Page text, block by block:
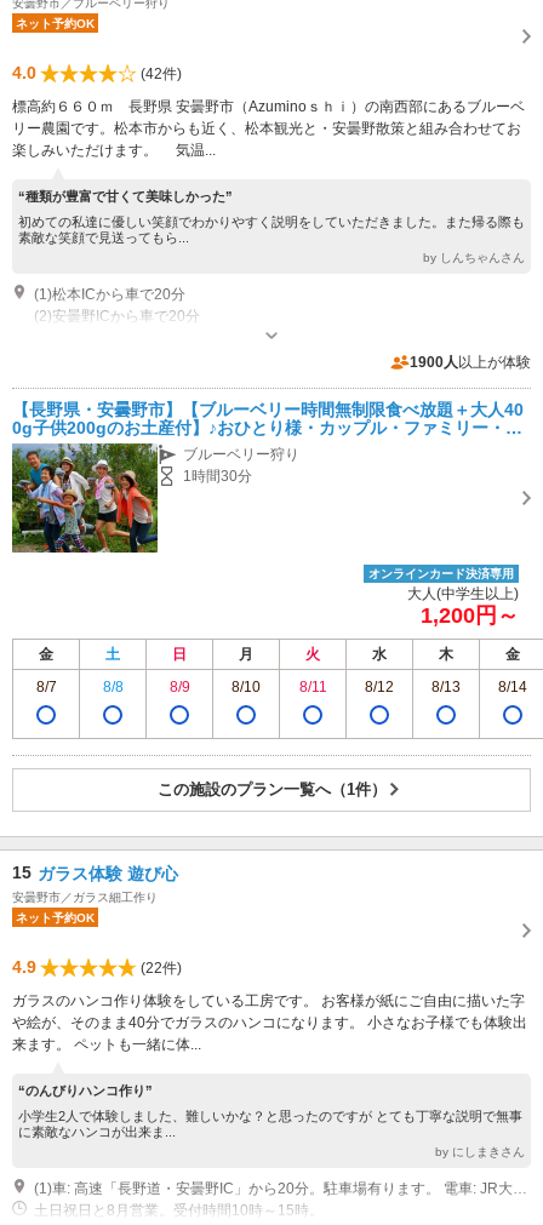
安曇野市／ブルーベリー狩り
ネット予約OK
4.0
(42件)
標高約６６０ｍ 長野県 安曇野市（Azuminoｓｈｉ）の南西部にあるブルーベ
リー農園です。松本市からも近く、松本観光と・安曇野散策と組み合わせてお
楽しみいただけます。 気温...
“種類が豊富で甘くて美味しかった”
初めての私達に優しい笑顔でわかりやすく説明をしていただきました。また帰る際も
素敵な笑顔で見送ってもら...
by しんちゃんさん
(1)松本ICから車で20分
(2)安曇野ICから車で20分
受付時間：8:00~15:00 営業：シーズン：6月下旬～９月下旬 営業時間：
8:00～16:00 その他：所要時間は1時間後・・・・時間制限はありませ
1900人 以上が体験
【長野県・安曇野市】【ブルーベリー時間無制限食べ放題＋大人40
0g子供200gのお土産付】♪おひとり様・カップル・ファミリー・グ
ループにおすすめ！
ブルーベリー狩り
1時間30分
オンラインカード決済専用
大人(中学生以上)
1,200円～
金 土 日 月 火 水 木
金
8/7
8/8 8/9 8/10 8/11 8/12 8/13 8/14
この施設のプラン一覧へ（1件）
15 ガラス体験 遊び心
安曇野市／ガラス細工作り
ネット予約OK
4.9
(22件)
ガラスのハンコ作り体験をしている工房です。 お客様が紙にご自由に描いた字
や絵が、そのまま40分でガラスのハンコになります。 小さなお子様でも体験出
来ます。 ペットも一緒に体...
“のんびりハンコ作り”
小学生2人で体験しました、難しいかな？と思ったのですが とても丁寧な説明で無事
に素敵なハンコが出来ま...
by にしまきさん
(1)車: 高速「長野道・安曇野IC」から20分。駐車場有ります。 電車: JR大糸線・穂高駅からタクシー10分。
土日祝日と8月営業。受付時間10時～15時。